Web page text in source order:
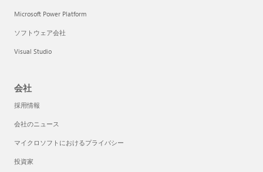
Microsoft Power Platform
ソフトウェア会社
Visual Studio
会社
採用情報
会社のニュース
マイクロソフトにおけるプライバシー
投資家